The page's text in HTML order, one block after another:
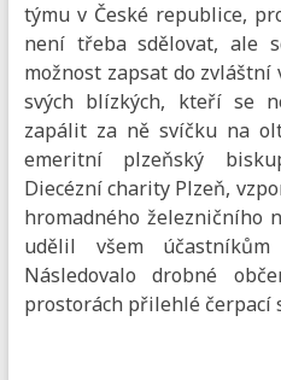
týmu v České republice,
není třeba sdělovat, ale
možnost zapsat do
svých blízkých, kteří se
zapálit za ně svíčku na
emeritní plzeňský
Diecézní charity Plzeň,
hromadného železničního
udělil všem účastníkům
Následovalo drobné
prostorách přilehlé čerpací